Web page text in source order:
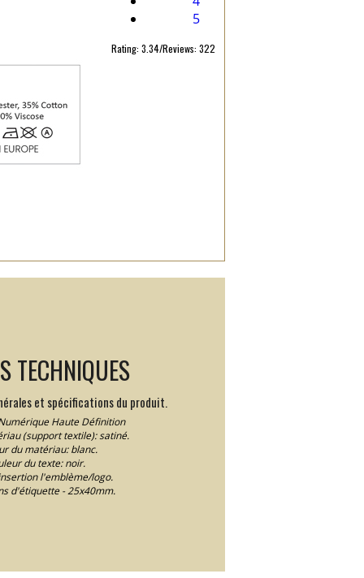
5
Rating: 3.34/Reviews: 322
TECHNIQUES
et spécifications du produit.
Haute Définition
(support textile): satiné.
du matériau: blanc.
du texte: noir.
l'emblème/logo.
d'étiquette - 25x40mm.